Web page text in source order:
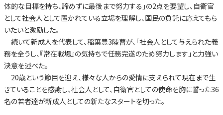
体的な目標を持ち、諦めずに最後まで努力する」の2点を要望し、自衛官
として社会人として置かれている立場を理解し、国民の負託に応えてもら
いたいと激励した。
続いて新成人を代表して、稲葉豊3陸曹が、「社会人として与えられた義
務を全うし、『常在戦場』の気持ちで任務完遂のため努力します」と力強い
決意を述べた。
20歳という節目を迎え、様々な人からの愛情に支えられて現在まで生
きていることを感謝し、社会人として、自衛官としての使命を胸に誓った36
名の若者達が新成人としての新たなスタートを切った。